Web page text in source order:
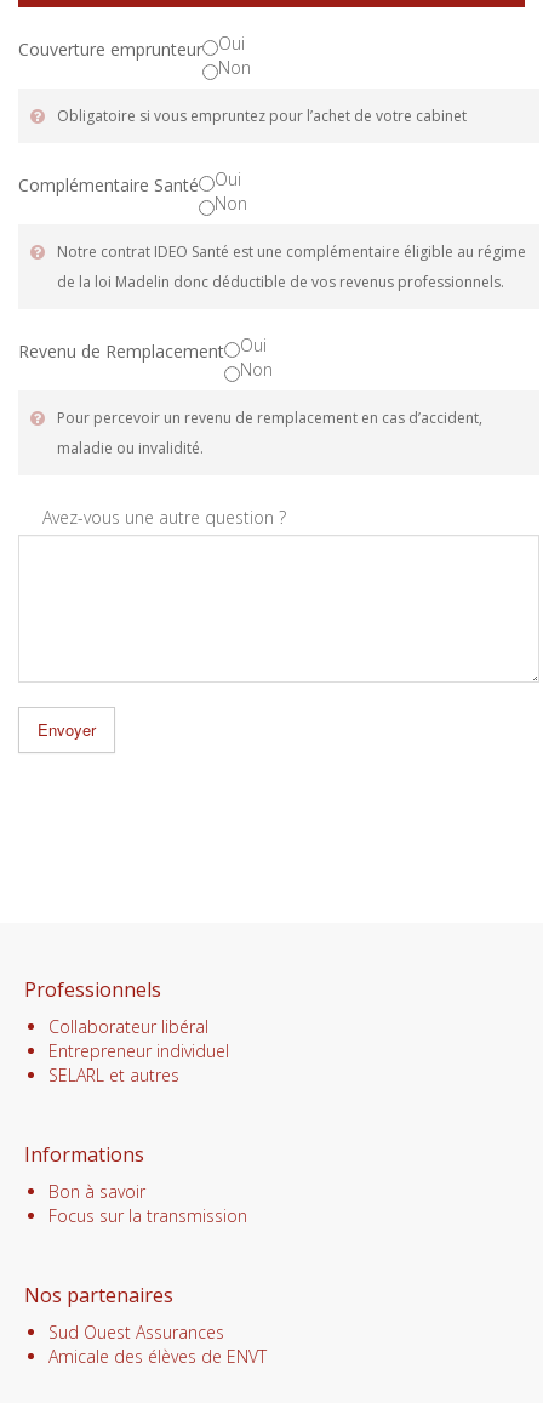
Couverture emprunteur
Oui
Non
Obligatoire si vous empruntez pour l’achet de votre cabinet
Complémentaire Santé
Oui
Non
Notre contrat IDEO Santé est une complémentaire éligible au régime
de la loi Madelin donc déductible de vos revenus professionnels.
Revenu de Remplacement
Oui
Non
Pour percevoir un revenu de remplacement en cas d’accident,
maladie ou invalidité.
Avez-vous une autre question ?
Envoyer
Professionnels
Collaborateur libéral
Entrepreneur individuel
SELARL et autres
Informations
Bon à savoir
Focus sur la transmission
Nos partenaires
Sud Ouest Assurances
Amicale des élèves de ENVT